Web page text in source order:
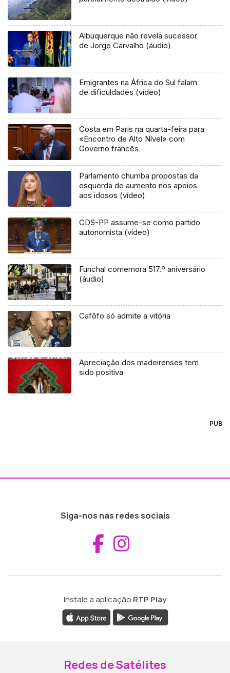
Albuquerque não revela sucessor
de Jorge Carvalho (áudio)
Emigrantes na África do Sul falam
de dificuldades (vídeo)
Costa em Paris na quarta-feira para
«Encontro de Alto Nível» com
Governo francês
Parlamento chumba propostas da
esquerda de aumento nos apoios
aos idosos (vídeo)
CDS-PP assume-se como partido
autonomista (vídeo)
Funchal comemora 517.º aniversário
(áudio)
Cafôfo só admite a vitória
Apreciação dos madeirenses tem
sido positiva
PUB
Siga-nos nas redes sociais
Aceder ao
Instale a aplicação RTP Play
Redes de Satélites